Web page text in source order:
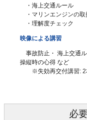
・海上交通ルール
・マリンエンジンの取
・理解度チェック
映像による講習
事故防止・ 海上交通ル
操縦時の心得 など
※失効再交付講習: 2
必